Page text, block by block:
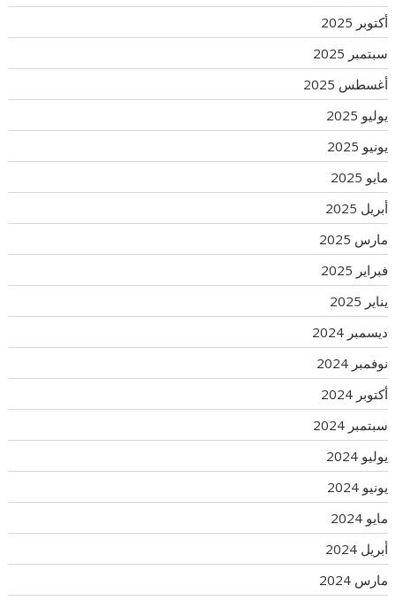
أكتوبر 2025
سبتمبر 2025
أغسطس 2025
يوليو 2025
يونيو 2025
مايو 2025
أبريل 2025
مارس 2025
فبراير 2025
يناير 2025
ديسمبر 2024
نوفمبر 2024
أكتوبر 2024
سبتمبر 2024
يوليو 2024
يونيو 2024
مايو 2024
أبريل 2024
مارس 2024